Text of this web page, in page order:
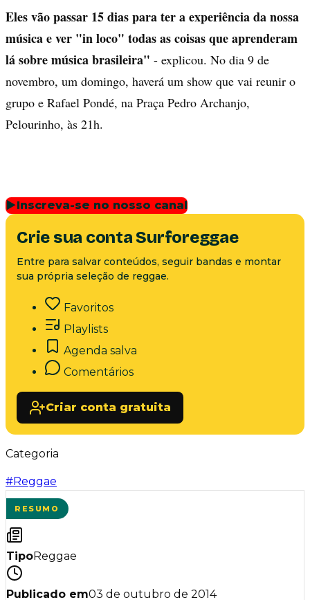
Eles vão passar 15 dias para ter a experiência da nossa
música e ver "in loco" todas as coisas que aprenderam
lá sobre música brasileira" - explicou. No dia 9 de
novembro, um domingo, haverá um show que vai reunir o
grupo e Rafael Pondé, na Praça Pedro Archanjo,
Pelourinho, às 21h.
▶Inscreva-se no nosso canal
Crie sua conta Surforeggae
Entre para salvar conteúdos, seguir bandas e montar
sua própria seleção de reggae.
Favoritos
Playlists
Agenda salva
Comentários
Criar conta gratuita
Categoria
#Reggae
RESUMO
TipoReggae
Publicado em03 de outubro de 2014